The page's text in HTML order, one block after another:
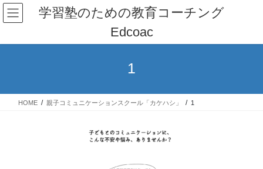
コ
ン
ン
ナ
ビ
ー
学習塾のための教育コーチング
Edcoac
1
HOME 親子コミュニケーションスクール「カケハシ」 1